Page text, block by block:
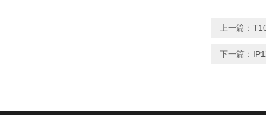
上一篇：
下一篇：